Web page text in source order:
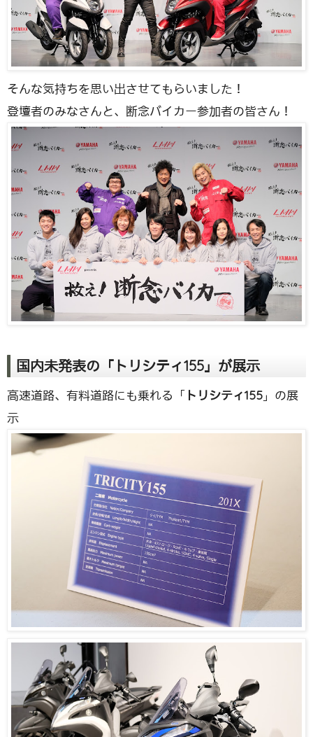
そんな気持ちを思い出させてもらいました！
登壇者のみなさんと、断念バイカー参加者の皆さん！
国内未発表の「トリシティ155」が展示
高速道路、有料道路にも乗れる「 トリシティ155」の展
示